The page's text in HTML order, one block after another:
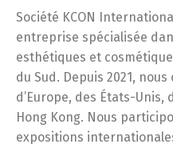
Société KCON
entreprise spécialisée
esthétiques et
du Sud. Depuis 2021,
d’Europe, des États-Unis,
Hong Kong. Nous
expositions